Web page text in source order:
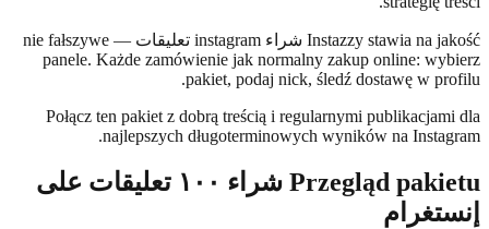
Instazzy stawia na jakość شراء instagram تعليقات — nie fałszywe
panele. Każde zamówienie jak normalny zakup online:
pakiet, podaj nick, śledź dostawę w
Połącz ten pakiet z dobrą treścią i regularnymi
najlepszych długoterminowych wyników na
Przegląd pakietu شراء ١٠٠ تعليقات على